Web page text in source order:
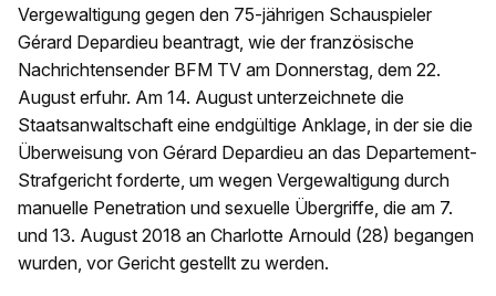
Vergewaltigung gegen den 75-jährigen Schauspieler
Gérard Depardieu beantragt, wie der französische
Nachrichtensender BFM TV am Donnerstag, dem 22.
August erfuhr. Am 14. August unterzeichnete die
Staatsanwaltschaft eine endgültige Anklage, in der sie die
Überweisung von Gérard Depardieu an das Departement-
Strafgericht forderte, um wegen Vergewaltigung durch
manuelle Penetration und sexuelle Übergriffe, die am 7.
und 13. August 2018 an Charlotte Arnould (28) begangen
wurden, vor Gericht gestellt zu werden.